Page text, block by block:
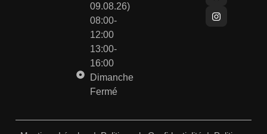
09.08.26)
08:00-
12:00
13:00-
16:00
Dimanche
Fermé